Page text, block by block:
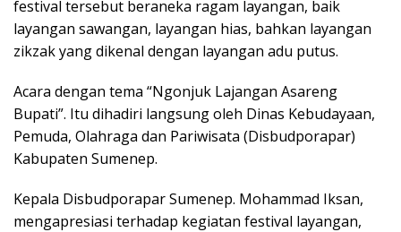
festival tersebut beraneka ragam layangan, baik
layangan sawangan, layangan hias, bahkan layangan
zikzak yang dikenal dengan layangan adu putus.
Acara dengan tema “Ngonjuk Lajangan Asareng
Bupati”. Itu dihadiri langsung oleh Dinas Kebudayaan,
Pemuda, Olahraga dan Pariwisata (Disbudporapar)
Kabupaten Sumenep.
Kepala Disbudporapar Sumenep. Mohammad Iksan,
mengapresiasi terhadap kegiatan festival layangan,